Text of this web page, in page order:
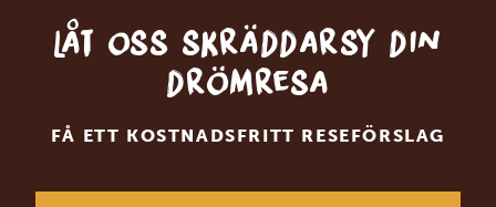
Låt oss skräddarsy din
drömresa
FÅ ETT KOSTNADSFRITT RESEFÖRSLAG